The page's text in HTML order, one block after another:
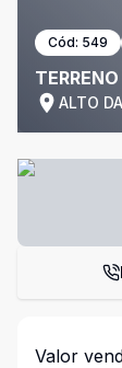
Cód: 549
ALTO
Valor